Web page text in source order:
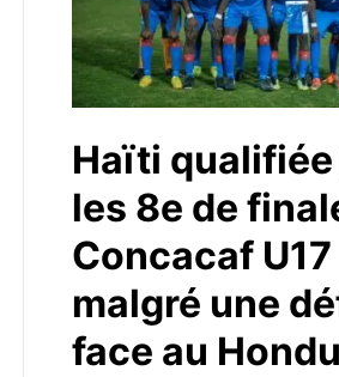
Haïti
les 8e de
Concacaf U17
malgré une
face au